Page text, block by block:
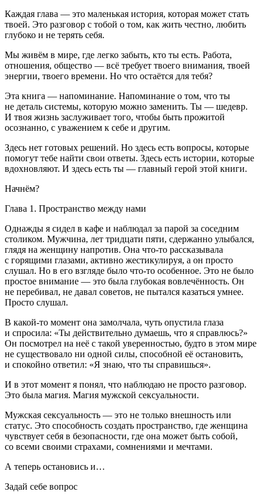
Каждая глава — это маленькая история, которая может стать
твоей. Это разговор с тобой о том, как жить честно, любить
глубоко и не терять себя.
Мы живём в мире, где легко забыть, кто ты есть. Работа,
отношения, общество — всё требует твоего внимания, твоей
энергии, твоего времени. Но что остаётся для тебя?
Эта книга — напоминание. Напоминание о том, что ты
не деталь системы, которую можно заменить. Ты — шедевр.
И твоя жизнь заслуживает того, чтобы быть прожитой
осознанно, с уважением к себе и другим.
Здесь нет готовых решений. Но здесь есть вопросы, которые
помогут тебе найти свои ответы. Здесь есть истории, которые
вдохновляют. И здесь есть ты — главный герой этой книги.
Начнём?
Глава 1. Пространство между нами
Однажды я сидел в кафе и наблюдал за парой за соседним
столиком. Мужчина, лет тридцати пяти, сдержанно улыбался,
глядя на женщину напротив. Она что-то рассказывала
с горящими глазами, активно жестикулируя, а он просто
слушал. Но в его взгляде было что-то особенное. Это не было
простое внимание — это была глубокая вовлечённость. Он
не перебивал, не давал советов, не пытался казаться умнее.
Просто слушал.
В какой-то момент она замолчала, чуть опустила глаза
и спросила: «Ты действительно думаешь, что я справлюсь?»
Он посмотрел на неё с такой уверенностью, будто в этом мире
не существовало ни одной силы, способной её остановить,
и спокойно ответил: «Я знаю, что ты справишься».
И в этот момент я понял, что наблюдаю не просто разговор.
Это была магия. Магия мужской сексуальности.
Мужская сексуальность — это не только внешность или
статус. Это способность создать пространство, где женщина
чувствует себя в безопасности, где она может быть собой,
со всеми своими страхами, сомнениями и мечтами.
А теперь остановись и…
Задай себе вопрос